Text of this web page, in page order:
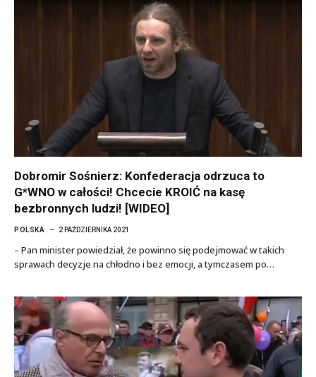
Dobromir Sośnierz: Konfederacja odrzuca to
G*WNO w całości! Chcecie KROIĆ na kasę
bezbronnych ludzi! [WIDEO]
POLSKA 2 PAŹDZIERNIKA 2021
– Pan minister powiedział, że powinno się podejmować w takich
sprawach decyzje na chłodno i bez emocji, a tymczasem po…